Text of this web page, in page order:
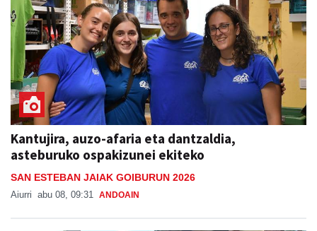
Kantujira, auzo-afaria eta dantzaldia,
asteburuko ospakizunei ekiteko
SAN ESTEBAN JAIAK GOIBURUN 2026
Aiurri abu 08, 09:31 ANDOAIN